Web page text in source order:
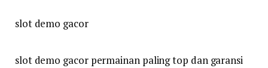
slot demo gacor
slot demo gacor permainan paling top dan garansi